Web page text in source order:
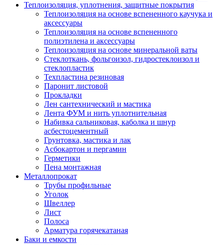
Теплоизоляция, уплотнения, защитные покрытия
Теплоизоляция на основе вспененного каучука и
аксессуары
Теплоизоляция на основе вспененного
полиэтилена и аксессуары
Теплоизоляция на основе минеральной ваты
Стеклоткань, фольгоизол, гидростеклоизол и
стеклопластик
Техпластина резиновая
Паронит листовой
Прокладки
Лен сантехнический и мастика
Лента ФУМ и нить уплотнительная
Набивка сальниковая, каболка и шнур
асбестоцементный
Грунтовка, мастика и лак
Асбокартон и пергамин
Герметики
Пена монтажная
Металлопрокат
Трубы профильные
Уголок
Швеллер
Лист
Полоса
Арматура горячекатаная
Баки и емкости